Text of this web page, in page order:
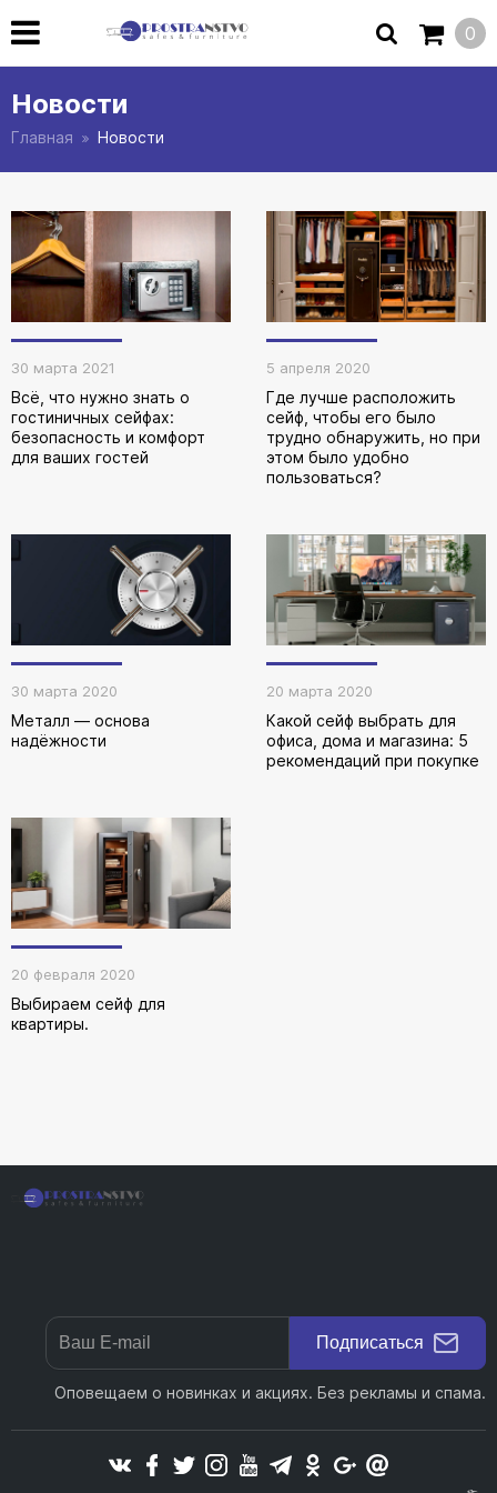
0
Новости
Главная Новости
30 марта 2021
Всё, что нужно знать о
гостиничных сейфах:
безопасность и комфорт
для ваших гостей
5 апреля 2020
Где лучше расположить
сейф, чтобы его было
трудно обнаружить, но при
этом было удобно
пользоваться?
30 марта 2020
Металл — основа
надёжности
20 марта 2020
Какой сейф выбрать для
офиса, дома и магазина: 5
рекомендаций при покупке
20 февраля 2020
Выбираем сейф для
квартиры.
Подписаться
Оповещаем о новинках и акциях. Без рекламы и спама.